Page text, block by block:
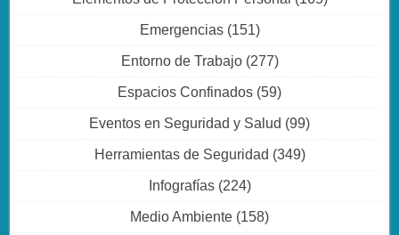
Emergencias(151)
Entorno de Trabajo(277)
Espacios Confinados (59)
Eventos en Seguridad y Salud (99)
Herramientas de Seguridad (349)
Infografías(224)
Medio Ambiente (158)